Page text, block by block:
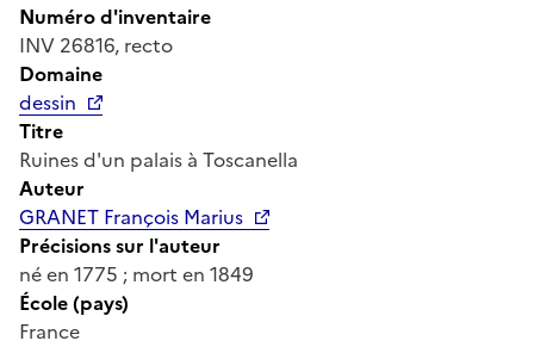
Numéro d'inventaire
INV 26816, recto
Domaine
dessin
Titre
Ruines d'un palais à Toscanella
Auteur
GRANET François Marius
Précisions sur l'auteur
né en 1775 ; mort en 1849
École (pays)
France